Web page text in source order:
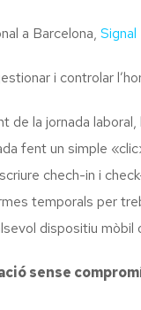
a Barcelona, Signal
i controlar
de la jornada
fent un simple
chech-in i
temporals per
dispositiu mòbil
sense